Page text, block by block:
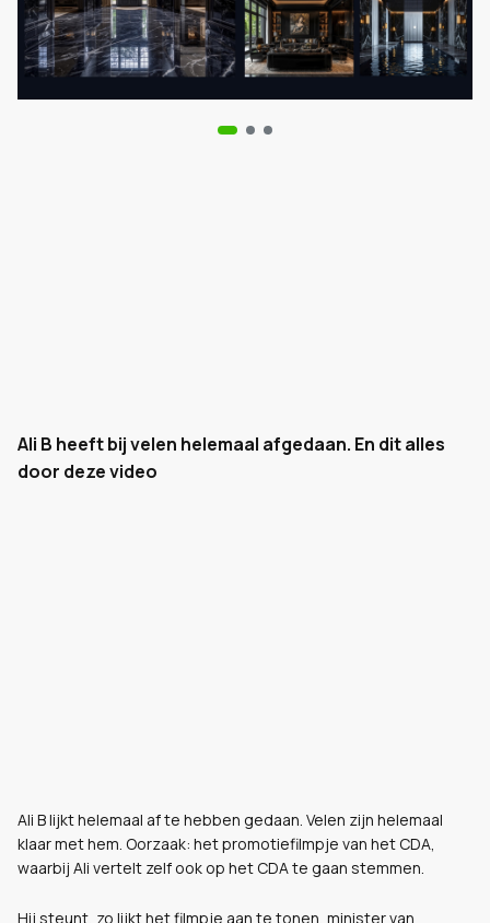
Ali B heeft bij velen helemaal afgedaan. En dit alles
door deze video
Ali B lijkt helemaal af te hebben gedaan. Velen zijn helemaal
klaar met hem. Oorzaak: het promotiefilmpje van het CDA,
waarbij Ali vertelt zelf ook op het CDA te gaan stemmen.
Hij steunt, zo lijkt het filmpje aan te tonen, minister van